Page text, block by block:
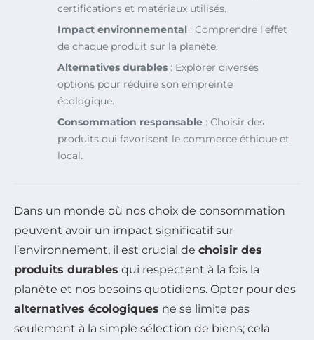
certifications et matériaux utilisés.
Impact environnemental : Comprendre l’effet
de chaque produit sur la planète.
Alternatives durables : Explorer diverses
options pour réduire son empreinte
écologique.
Consommation responsable : Choisir des
produits qui favorisent le commerce éthique et
local.
Dans un monde où nos choix de consommation
peuvent avoir un impact significatif sur
l’environnement, il est crucial de choisir des
produits durables qui respectent à la fois la
planète et nos besoins quotidiens. Opter pour des
alternatives écologiques ne se limite pas
seulement à la simple sélection de biens; cela